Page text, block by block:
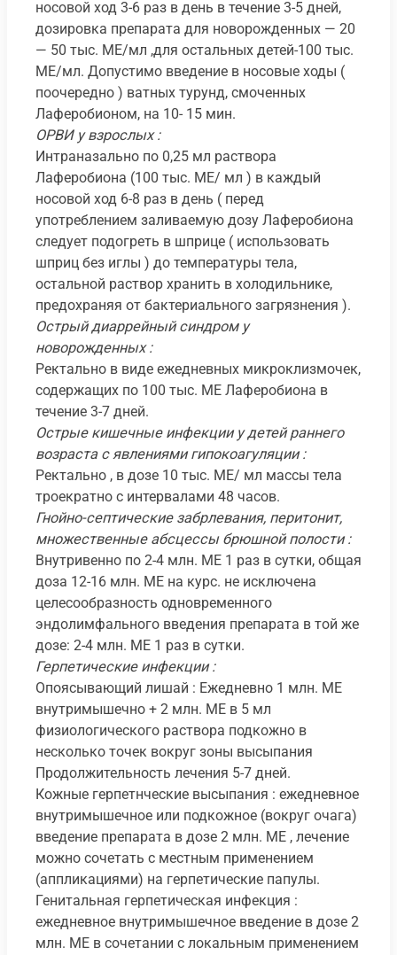
носовой ход 3-6 раз в день в течение 3-5 дней,
дозировка препарата для новорожденных — 20
— 50 тыс. МЕ/мл ,для остальных детей-100 тыс.
МЕ/мл. Допустимо введение в носовые ходы (
поочередно ) ватных турунд, смоченных
Лаферобионом, на 10- 15 мин.
ОРВИ у взрослых :
Интраназально по 0,25 мл раствора
Лаферобиона (100 тыс. ME/ мл ) в каждый
носовой ход 6-8 раз в день ( перед
употреблением заливаемую дозу Лаферобиона
следует подогреть в шприце ( использовать
шприц без иглы ) до температуры тела,
остальной раствор хранить в холодильнике,
предохраняя от бактериального загрязнения ).
Острый диаррейный синдром у
новорожденных :
Ректально в виде ежедневных микроклизмочек,
содержащих по 100 тыс. ME Лаферобиона в
течение 3-7 дней.
Острые кишечные инфекции у детей раннего
возраста с явлениями гипокоагуляции :
Ректально , в дозе 10 тыс. ME/ мл массы тела
троекратно с интервалами 48 часов.
Гнойно-септические забрлевания, перитонит,
множественные абсцессы брюшной полости :
Внутривенно по 2-4 млн. ME 1 раз в сутки, общая
доза 12-16 млн. ME на курс. не исключена
целесообразность одновременного
эндолимфального введения препарата в той же
дозе: 2-4 млн. ME 1 раз в сутки.
Герпетические инфекции :
Опоясывающий лишай : Ежедневно 1 млн. ME
внутримышечно + 2 млн. ME в 5 мл
физиологического раствора подкожно в
несколько точек вокруг зоны высыпания
Продолжительность лечения 5-7 дней.
Кожные герпетнческие высыпания : ежедневное
внутримышечное или подкожное (вокруг очага)
введение препарата в дозе 2 млн. ME , лечение
можно сочетать с местным применением
(аппликациями) на герпетические папулы.
Генитальная герпетическая инфекция :
ежедневное внутримышечное введение в дозе 2
млн. ME в сочетании с локальным применением